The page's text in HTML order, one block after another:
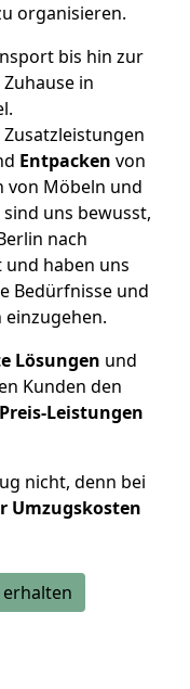
organisieren.
bis hin zur
in
Entpacken von
von Möbeln und
uns bewusst,
nach
haben uns
Bedürfnisse und
Lösungen und
Kunden den
Leistungen
nicht, denn bei
Umzugskosten